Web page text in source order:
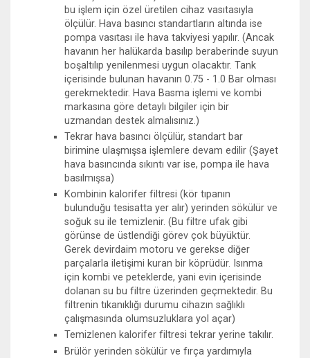
bu işlem için özel üretilen cihaz vasıtasıyla
ölçülür. Hava basıncı standartların altında ise
pompa vasıtası ile hava takviyesi yapılır. (Ancak
havanın her halükarda basılıp beraberinde suyun
boşaltılıp yenilenmesi uygun olacaktır. Tank
içerisinde bulunan havanın 0.75 - 1.0 Bar olması
gerekmektedir. Hava Basma işlemi ve kombi
markasına göre detaylı bilgiler için bir
uzmandan destek almalısınız.)
Tekrar hava basıncı ölçülür, standart bar
birimine ulaşmışsa işlemlere devam edilir (Şayet
hava basıncında sıkıntı var ise, pompa ile hava
basılmışsa)
Kombinin kalorifer filtresi (kör tıpanın
bulunduğu tesisatta yer alır) yerinden sökülür ve
soğuk su ile temizlenir. (Bu filtre ufak gibi
görünse de üstlendiği görev çok büyüktür.
Gerek devirdaim motoru ve gerekse diğer
parçalarla iletişimi kuran bir köprüdür. Isınma
için kombi ve peteklerde, yani evin içerisinde
dolanan su bu filtre üzerinden geçmektedir. Bu
filtrenin tıkanıklığı durumu cihazın sağlıklı
çalışmasında olumsuzluklara yol açar)
Temizlenen kalorifer filtresi tekrar yerine takılır.
Brülör yerinden sökülür ve fırça yardımıyla